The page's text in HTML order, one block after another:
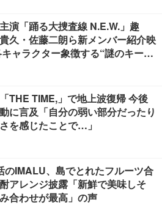
演「踊る大捜査線 N.E.W.」趣
久・佐藤二朗ら新メンバー紹介映
ャラクター象徴する“謎のキーワ
THE TIME,」で地上波復帰 今後
に言及「自分の弱い部分だったり
を感じたことで…」
のIMALU、島でとれたフルーツ合
アレンジ披露「新鮮で美味しそ
合わせが最高」の声